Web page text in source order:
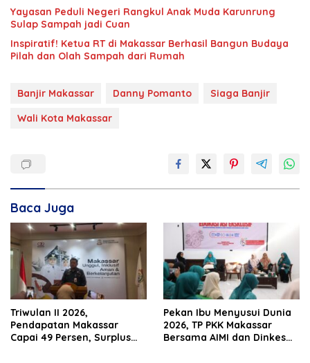
Yayasan Peduli Negeri Rangkul Anak Muda Karunrung
Sulap Sampah jadi Cuan
Inspiratif! Ketua RT di Makassar Berhasil Bangun Budaya
Pilah dan Olah Sampah dari Rumah
Banjir Makassar Danny Pomanto
Siaga Banjir
Wali Kota Makassar
Baca Juga
Triwulan II 2026,
Pendapatan Makassar
Capai 49 Persen, Surplus
Pekan Ibu Menyusui Dunia
2026, TP PKK Makassar
Bersama AIMI dan Dinkes